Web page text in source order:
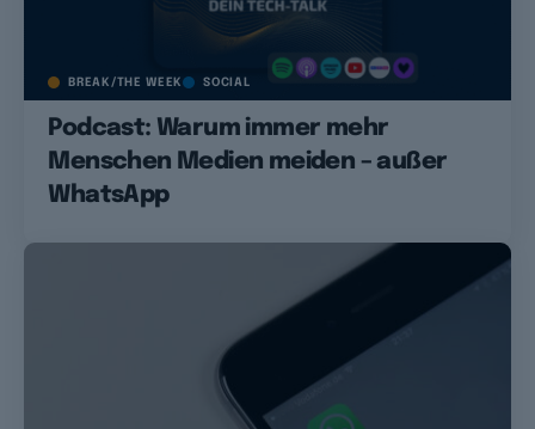
BREAK/THE WEEK SOCIAL
Podcast: Warum immer mehr
Menschen Medien meiden – außer
WhatsApp